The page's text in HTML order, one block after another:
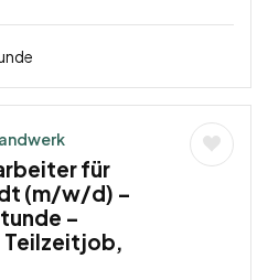
für
(m/w/d) –
–
Teilzeitjob,